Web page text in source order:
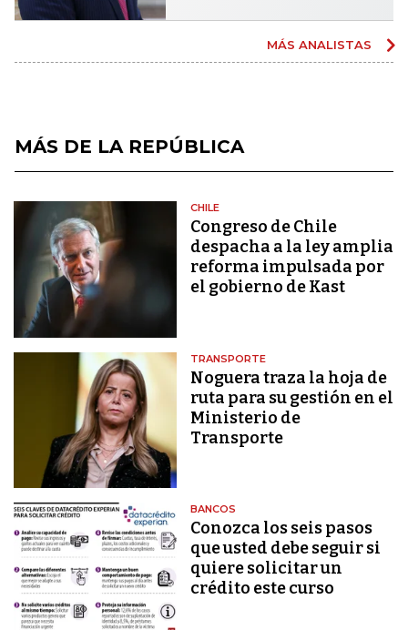
MÁS ANALISTAS
MÁS DE LA REPÚBLICA
CHILE
Congreso de Chile
despacha a la ley amplia
reforma impulsada por
el gobierno de Kast
TRANSPORTE
Noguera traza la hoja de
ruta para su gestión en el
Ministerio de
Transporte
BANCOS
Conozca los seis pasos
que usted debe seguir si
quiere solicitar un
crédito este curso